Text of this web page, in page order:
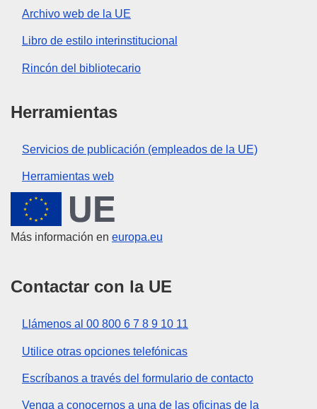
Archivo web de la UE
Libro de estilo interinstitucional
Rincón del bibliotecario
Herramientas
Servicios de publicación (empleados de la UE)
Herramientas web
Unión Europea
Más información en europa.eu
Contactar con la UE
Llámenos al 00 800 6 7 8 9 10 11
Utilice otras opciones telefónicas
Escríbanos a través del formulario de contacto
Venga a conocernos a una de las oficinas de la